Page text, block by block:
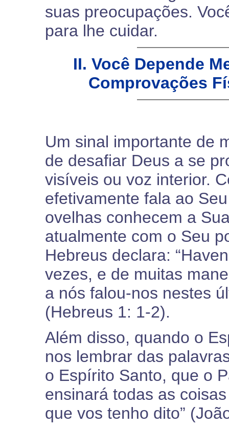
suas preocupações.
para lhe cuidar.
II. Você Depende
Comprovações
Um sinal importante de
de desafiar Deus a se
visíveis ou voz interior.
efetivamente fala ao
ovelhas conhecem a
atualmente com o Seu
Hebreus declara:
vezes, e de muitas
a nós falou-nos nestes
(Hebreus 1: 1-2).
Além disso, quando o
nos lembrar das
o Espírito Santo, que o
ensinará todas as
que vos tenho dito”